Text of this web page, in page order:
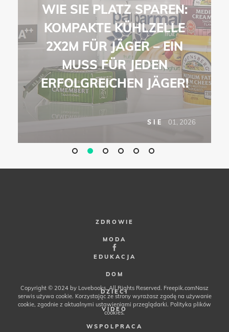
WIE SIE PLATZ SPAREN:
KOMPAKTE KÜHLZELLE
2X2M FÜR JÄGER – EIN
MUSS FÜR JEDEN
ERFOLGREICHEN JÄGER!
SIE 01, 2026
ZDROWIE
MODA
EDUKACJA
DOM
DZIECI
VIDEO
WSPOLPRACA
Copyright © 2024 by Lovebooks. All Rights Reserved. Freepik.comNasz
serwis używa cookie. Korzystając ze strony wyrażasz zgodę na używanie
cookie, zgodnie z aktualnymi ustawieniami przeglądarki. Polityka plików
cookies.